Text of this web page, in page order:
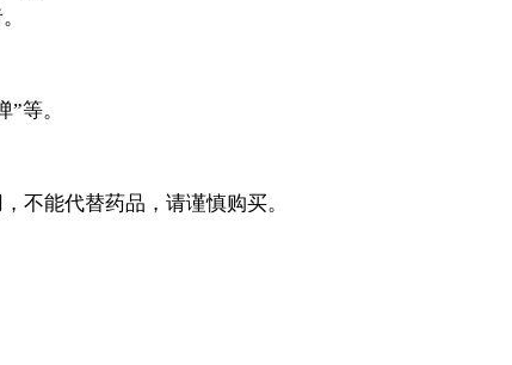
等。
能代替药品，请谨慎购买。